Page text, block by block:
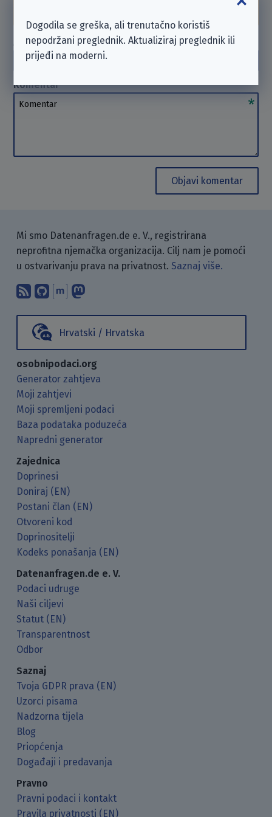
Autor(opcionalno)
Autor
Komentar
Komentar
Objavi komentar
Mi smo Datenanfragen.de e. V., registrirana
neprofitna njemačka organizacija. Cilj nam je pomoći
u ostvarivanju prava na privatnost. Saznaj više.
Pretplati se na naš blog koristeći
Pronađi nas na GitHubu.
Raspravljaj s nama putem
Hrvatski / Hrvatska
osobnipodaci.org
Generator zahtjeva
Moji zahtjevi
Moji spremljeni podaci
Baza podataka poduzeća
Napredni generator
Zajednica
Doprinesi
Doniraj (EN)
Postani član (EN)
Otvoreni kod
Doprinositelji
Kodeks ponašanja (EN)
Datenanfragen.de e. V.
Podaci udruge
Naši ciljevi
Statut (EN)
Transparentnost
Odbor
Saznaj
Tvoja GDPR prava (EN)
Uzorci pisama
Nadzorna tijela
Blog
Priopćenja
Događaji i predavanja
Pravno
Pravni podaci i kontakt
Pravila privatnosti (EN)
Dogodila se greška, ali trenutačno koristiš
nepodržani preglednik. Aktualiziraj preglednik ili
prijeđi na moderni.